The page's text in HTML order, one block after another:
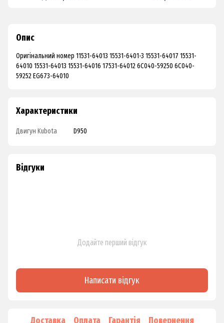
Опис
Оригінальний номер 11531-64013 15531-6401-3 15531-64017 15531-
64010 15531-64013 15531-64016 17531-64012 6C040-59250 6C040-
59252 EG673-64010
Характеристики
Двигун Kubota D950
Відгуки
Додайте перший відгук
Написати відгук
Доставка Оплата Гарантія Повернення